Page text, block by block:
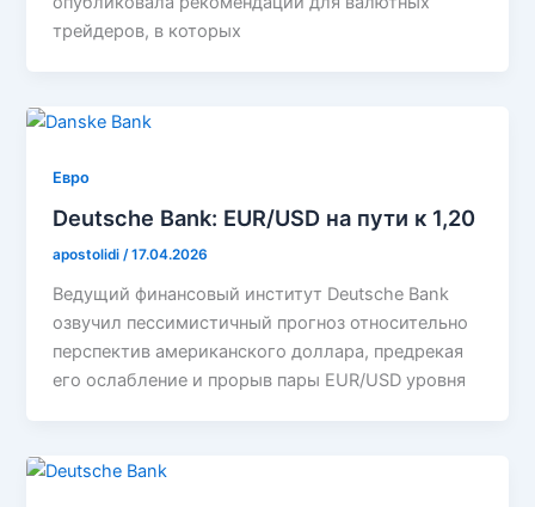
трейдеров, в которых
Евро
Deutsche Bank: EUR/USD на пути к 1,20
apostolidi/17.04.2026
Ведущий финансовый институт Deutsche Bank
озвучил пессимистичный прогноз относительно
перспектив американского доллара, предрекая
его ослабление и прорыв пары EUR/USD уровня